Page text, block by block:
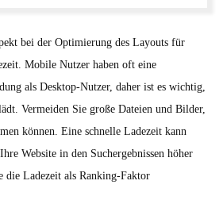
bei der Optimierung des Layouts für
Mobile Nutzer haben oft eine
als Desktop-Nutzer, daher ist es wichtig,
Vermeiden Sie große Dateien und Bilder,
können. Eine schnelle Ladezeit kann
Website in den Suchergebnissen höher
die Ladezeit als Ranking-Faktor